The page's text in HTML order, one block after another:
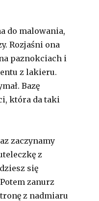
do malowania,
Rozjaśni ona
paznokciach i
z lakieru.
Bazę
która da taki
zaczynamy
z
się
zanurz
z nadmiaru